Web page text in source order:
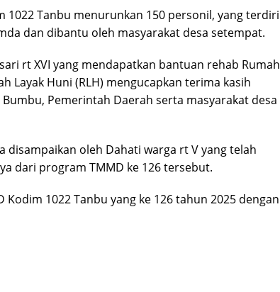
1022 Tanbu menurunkan 150 personil, yang terdiri
dan dibantu oleh masyarakat desa setempat.
rt XVI yang mendapatkan bantuan rehab Rumah
Layak Huni (RLH) mengucapkan terima kasih
Pemerintah Daerah serta masyarakat desa
disampaikan oleh Dahati warga rt V yang telah
dari program TMMD ke 126 tersebut.
1022 Tanbu yang ke 126 tahun 2025 dengan